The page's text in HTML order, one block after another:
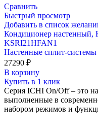
Сравнить
Быстрый просмотр
Добавить в список
Кондиционер настенный,
KSRI21HFAN1
Настенные сплит-системы
27290 ₽
В корзину
Купить в 1 клик
Серия ICHI On/Off – это
выполненные в
набором режимов и